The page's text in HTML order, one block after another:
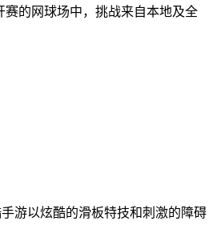
的网球场中，挑战来自本地及全
游以炫酷的滑板特技和刺激的障碍